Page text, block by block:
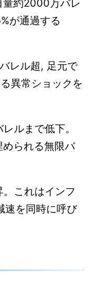
量約2000万バレ
が通過する
レル超, 足元で
異常ショックを
ルまで低下。
られる無限バ
。これはインフ
速を同時に呼び